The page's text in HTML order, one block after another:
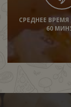
СРЕДНЕЕ
60